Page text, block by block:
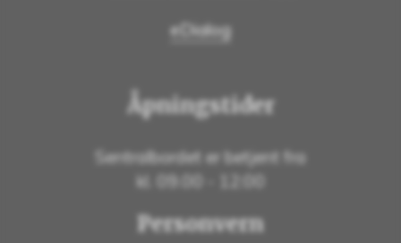
eDialog
Åpningstider
Sentralbordet er betjent fra
kl. 09.00 - 12:00
Personvern